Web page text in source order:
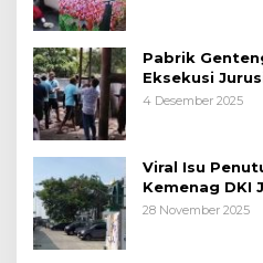
Pabrik
Eksekusi
Tangerang,
4 Desember 2025
Viral Isu
Kemenag DKI
28 November 2025